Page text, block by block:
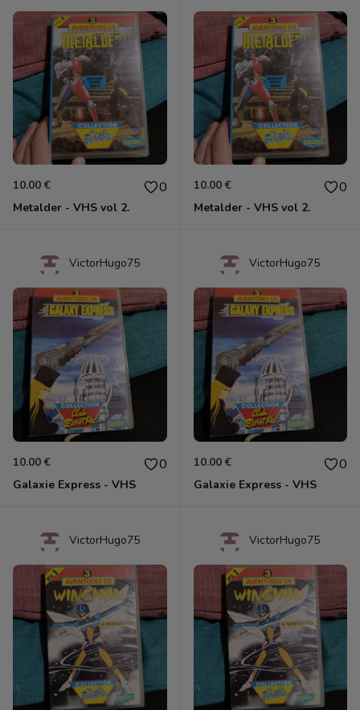
10.00 € 0
Metalder - VHS vol 2.
10.00 € 0
Metalder - VHS vol 2.
VictorHugo75
10.00 € 0
Galaxie Express - VHS
VictorHugo75
10.00 € 0
Galaxie Express - VHS
VictorHugo75 VictorHugo75